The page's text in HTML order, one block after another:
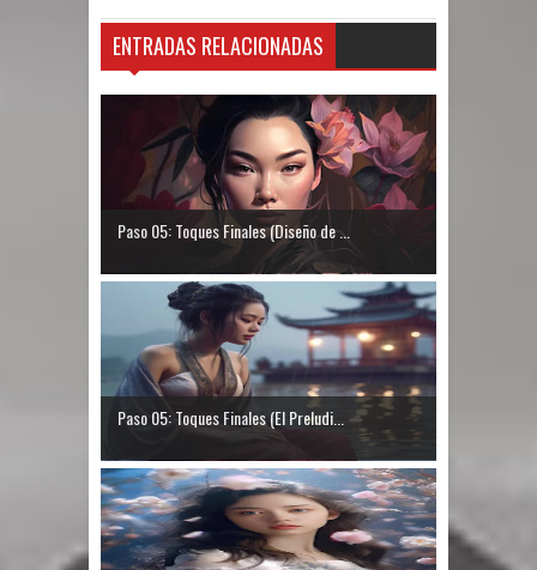
ENTRADAS RELACIONADAS
Paso 05: Toques Finales (Diseño de ...
Paso 05: Toques Finales (El Preludi...